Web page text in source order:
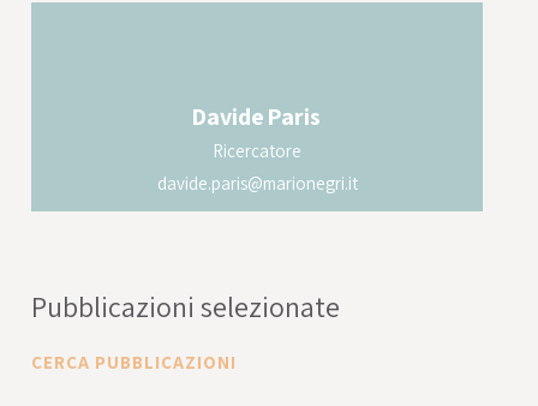
DavideParis
Ricercatore
davide.paris@marionegri.it
Pubblicazioni selezionate
CERCA PUBBLICAZIONI